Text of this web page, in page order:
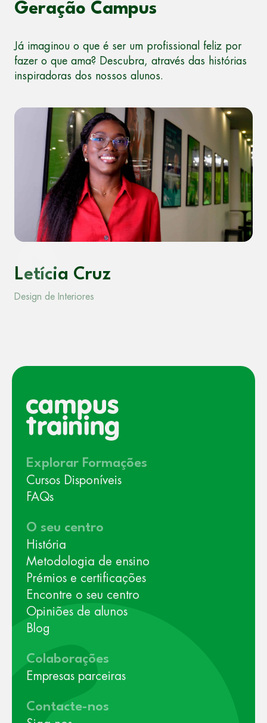
Geração Campus
Já imaginou o que é ser um profissional feliz por
fazer o que ama? Descubra, através das histórias
inspiradoras dos nossos alunos.
Letícia Cruz
Design de Interiores
Explorar Formações
Cursos Disponíveis
FAQs
O seu centro
História
Metodologia de ensino
Prémios e certificações
Encontre o seu centro
Opiniões de alunos
Blog
Colaborações
Empresas parceiras
Contacte-nos